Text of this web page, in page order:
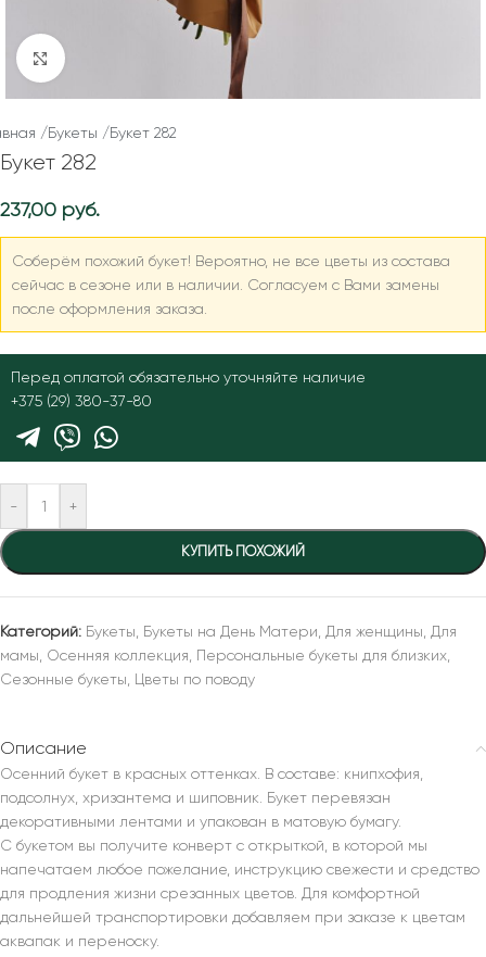
Нажмите, чтобы увеличить
/Букеты /Букет 282
Букет 282
237,00 руб.
Соберём похожий букет! Вероятно, не все цветы из состава
сейчас в сезоне или в наличии. Согласуем с Вами замены
после оформления заказа.
Перед оплатой обязательно уточняйте наличие
+375 (29) 380-37-80
- +
КУПИТЬ ПОХОЖИЙ
Категорий: Букеты Букеты на День Матери Для женщины Для
мамы Осенняя коллекция Персональные букеты для близких
Сезонные букеты Цветы по поводу
Описание
Осенний букет в красных оттенках. В составе: книпхофия,
подсолнух, хризантема и шиповник. Букет перевязан
декоративными лентами и упакован в матовую бумагу.
С букетом вы получите конверт с открыткой, в которой мы
напечатаем любое пожелание, инструкцию свежести и средство
для продления жизни срезанных цветов. Для комфортной
дальнейшей транспортировки добавляем при заказе к цветам
аквапак и переноску.